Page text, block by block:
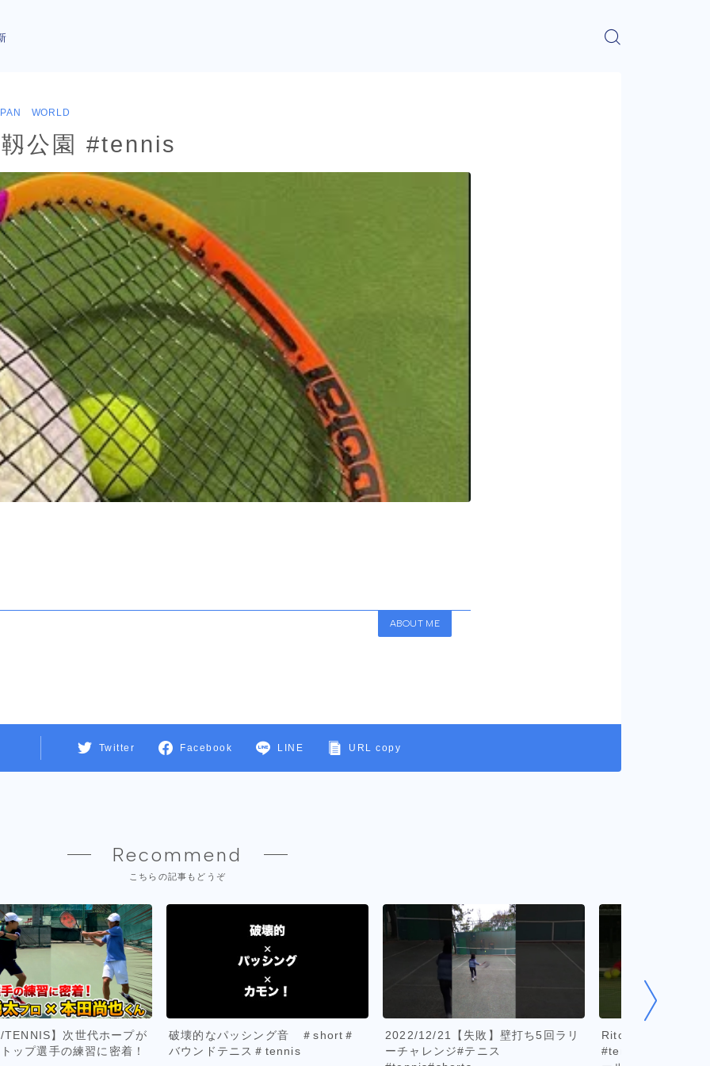
WORLD
公園 #tennis
ABOUT ME
Twitter Facebook LINE URL copy
Recommend
こちらの記事もどうぞ
TENNIS】次世代ホープが
ップ選手の練習に密着！
破壊的なパッシング音 ＃short＃
バウンドテニス＃tennis
2022/12/21【失敗】壁打ち5回ラリ
ーチャレンジ#テニス
Rito TOPSPINの練
#tennis #tstyle26